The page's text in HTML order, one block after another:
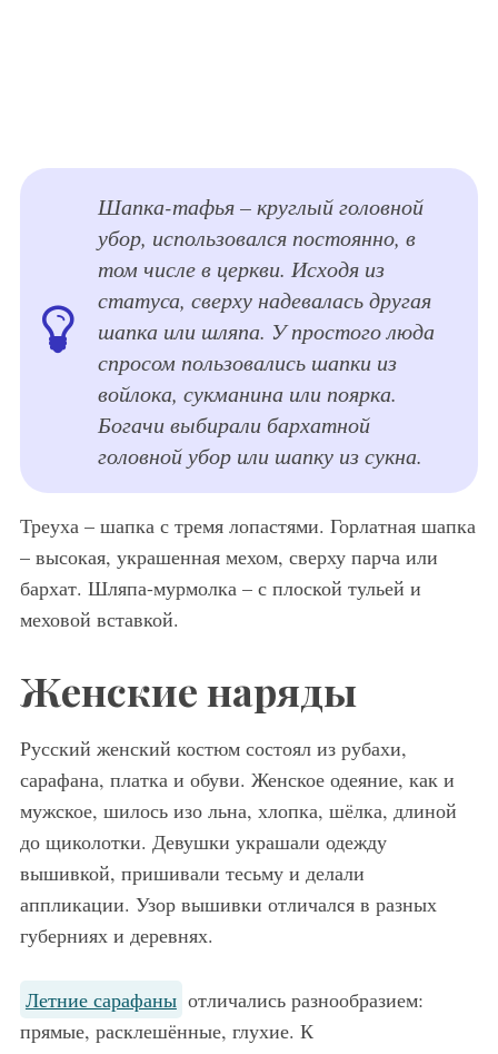
Шапка-тафья – круглый головной
убор, использовался постоянно, в
том числе в церкви. Исходя из
статуса, сверху надевалась другая
шапка или шляпа. У простого люда
спросом пользовались шапки из
войлока, сукманина или поярка.
Богачи выбирали бархатной
головной убор или шапку из сукна.
Треуха – шапка с тремя лопастями. Горлатная шапка
– высокая, украшенная мехом, сверху парча или
бархат. Шляпа-мурмолка – с плоской тульей и
меховой вставкой.
Женские наряды
Русский женский костюм состоял из рубахи,
сарафана, платка и обуви. Женское одеяние, как и
мужское, шилось изо льна, хлопка, шёлка, длиной
до щиколотки. Девушки украшали одежду
вышивкой, пришивали тесьму и делали
аппликации. Узор вышивки отличался в разных
губерниях и деревнях.
Летние сарафаны отличались разнообразием:
прямые, расклешённые, глухие. К